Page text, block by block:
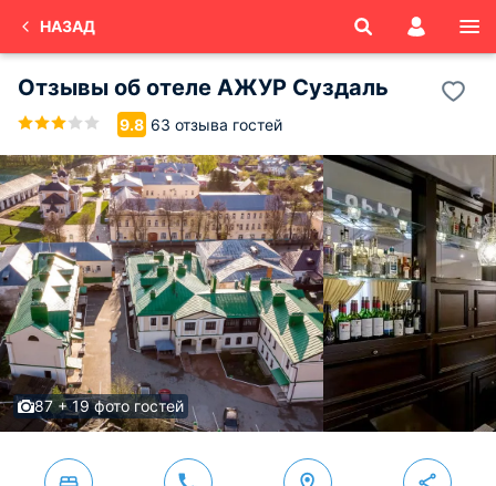
НАЗАД
Отзывы об отеле АЖУР Суздаль
9.8 63 отзыва гостей
87 + 19 фото гостей